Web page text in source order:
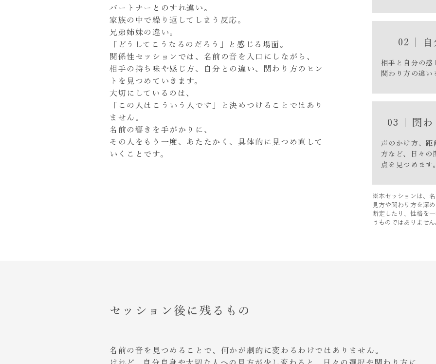
パートナーとのすれ違い。
家族の中で繰り返してしまう反応。
兄弟姉妹の違い。
「どうしてこうなるのだろう」と感じる場面。
関係性セッションでは、名前の音を入口にしながら、
相手の持ち味や感じ方、自分との違い、関わり方のヒン
トを見つめていきます。
大切にしているのは、
「この人はこういう人です」と決めつけることではあり
ません。
名前の響きを手がかりに、
その人をもう一度、あたたかく、具体的に見つめ直して
いくことです。
02 | 自
相手と自分の感
関わり方の違い
03 | 関わ
声のかけ方、距
方など、日々の
点を見つめます
※本セッションは、
見方や関わり方を深
断定したり、性格を
うものではありません
セッション後に残るもの
名前の音を見つめることで、何かが劇的に変わるわけではありません。